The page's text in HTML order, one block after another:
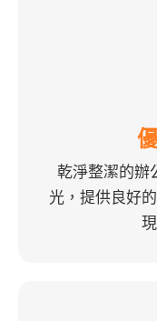
乾淨整潔的辦
光，提供良好